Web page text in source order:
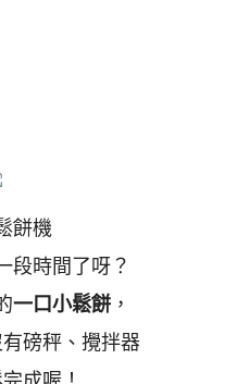
餅機
段時間了呀？
一口小鬆餅 ，
磅秤、攪拌器